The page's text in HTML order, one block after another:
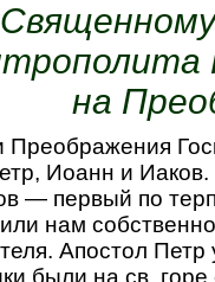
на
Преображения
Иоанн и
— первый по
нам
Апостол Петр
были на св.